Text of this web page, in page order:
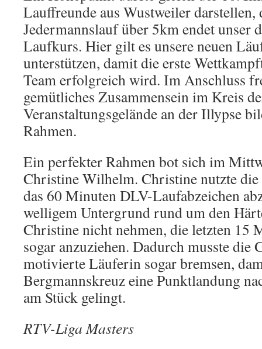
Lauffreunde aus Wustweiler
Jedermannslauf über 5km endet unser
Laufkurs. Hier gilt es unsere neuen
unterstützen, damit die erste
Team erfolgreich wird. Im Anschluss
gemütliches Zusammensein im Kreis
Veranstaltungsgelände an der Illypse
Rahmen.
Ein perfekter Rahmen bot sich im
Christine Wilhelm. Christine nutzte die
das 60 Minuten DLV-Laufabzeichen
welligem Untergrund rund um den
Christine nicht nehmen, die letzten 15
sogar anzuziehen. Dadurch musste die
motivierte Läuferin sogar bremsen,
Bergmannskreuz eine Punktlandung
am Stück gelingt.
RTV-Liga Masters